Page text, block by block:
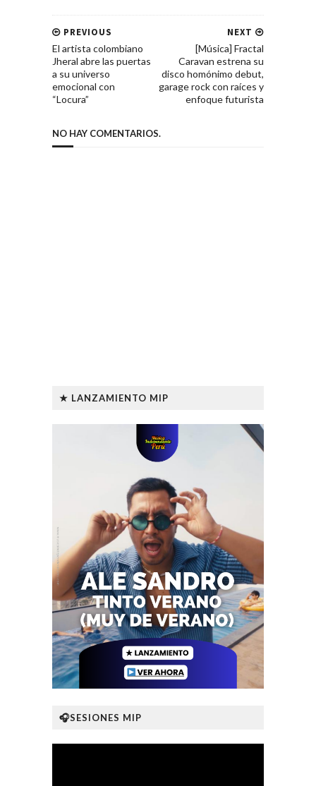
NEXT
[Música] Fractal
Caravan estrena su
disco homónimo debut,
garage rock con raíces y
enfoque futurista
PREVIOUS
El artista colombiano
Jheral abre las puertas
a su universo
emocional con
“Locura”
NO HAY COMENTARIOS.
★ LANZAMIENTO MIP
🎧SESIONES MIP